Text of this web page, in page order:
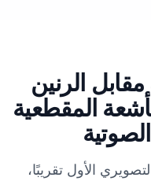
الرنين
المقطعية
الأول تقريبًا،